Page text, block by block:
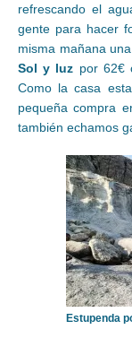
refrescando el
gente para hacer
misma mañana
Sol y luz por 62€
Como la casa
pequeña compra
también echamos
Estupenda